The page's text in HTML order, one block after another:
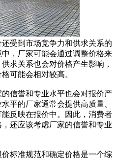
到市场竞争力和供求关系的
，厂家可能会通过调整价格来
求关系也会对价格产生影响，
可能会相对较高。
信誉和专业水平也会对报价产
平的厂家通常会提供高质量、
反映在报价中。因此，消费者
还应该考虑厂家的信誉和专业
标准规范和确定价格是一个综